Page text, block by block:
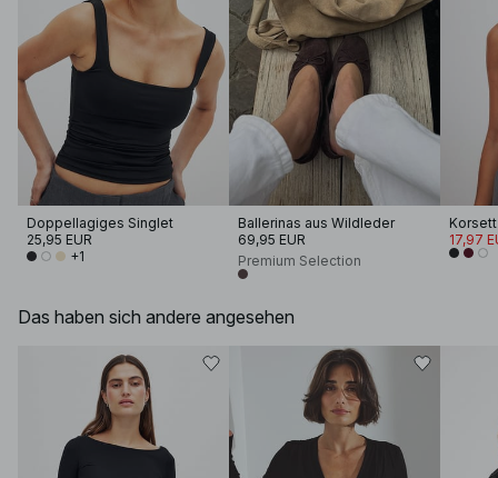
Doppellagiges Singlet
25,95 EUR
+1
Ballerinas aus Wildleder
69,95 EUR
Premium Selection
17,97
Das haben sich andere angesehen